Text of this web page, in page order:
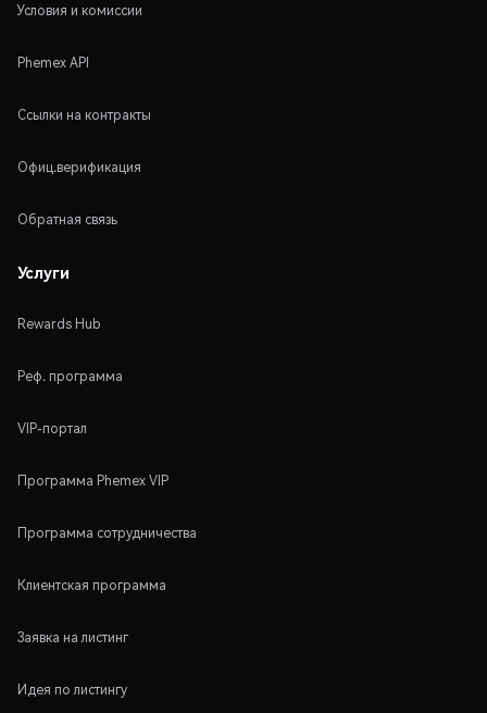
Условия и комиссии
Phemex API
Ссылки на контракты
Офиц.верификация
Обратная связь
Услуги
Rewards Hub
Реф. программа
VIP-портал
Программа Phemex VIP
Программа сотрудничества
Клиентская программа
Заявка на листинг
Идея по листингу